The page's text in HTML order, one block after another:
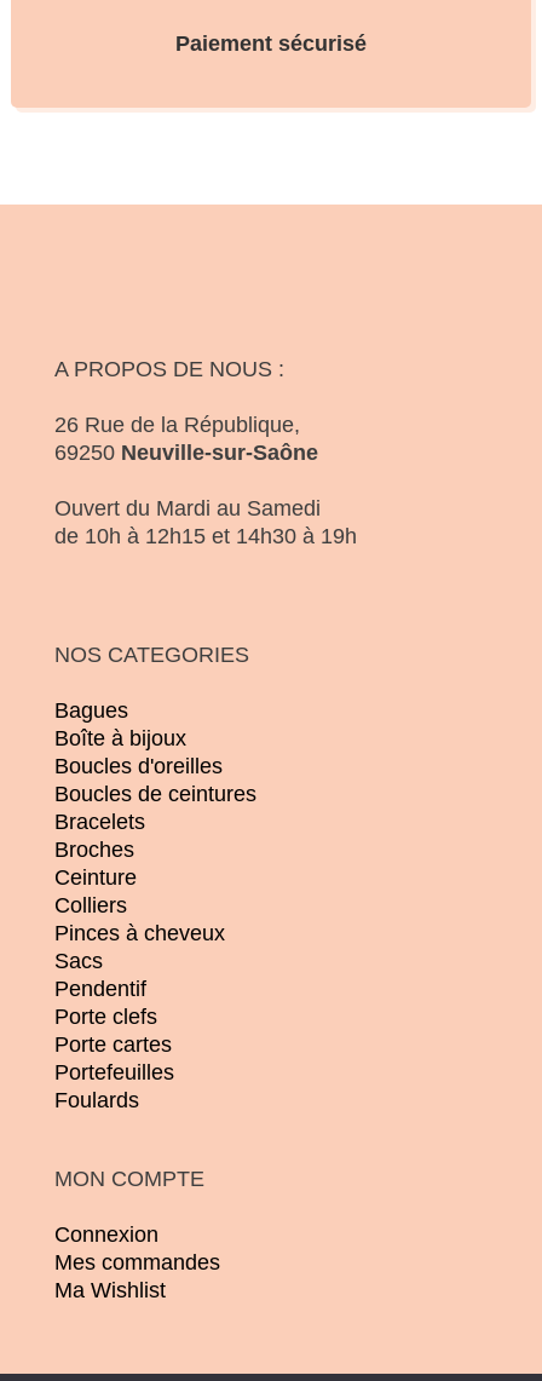
Paiement sécurisé
A PROPOS DE NOUS :
26 Rue de la République,
69250 Neuville-sur-Saône
Ouvert du Mardi au Samedi
de 10h à 12h15 et 14h30 à 19h
NOS CATEGORIES
Bagues
Boîte à bijoux
Boucles d'oreilles
Boucles de ceintures
Bracelets
Broches
Ceinture
Colliers
Pinces à cheveux
Sacs
Pendentif
Porte clefs
Porte cartes
Portefeuilles
Foulards
MON COMPTE
Connexion
Mes commandes
Ma Wishlist